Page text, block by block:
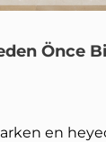
Önce
en